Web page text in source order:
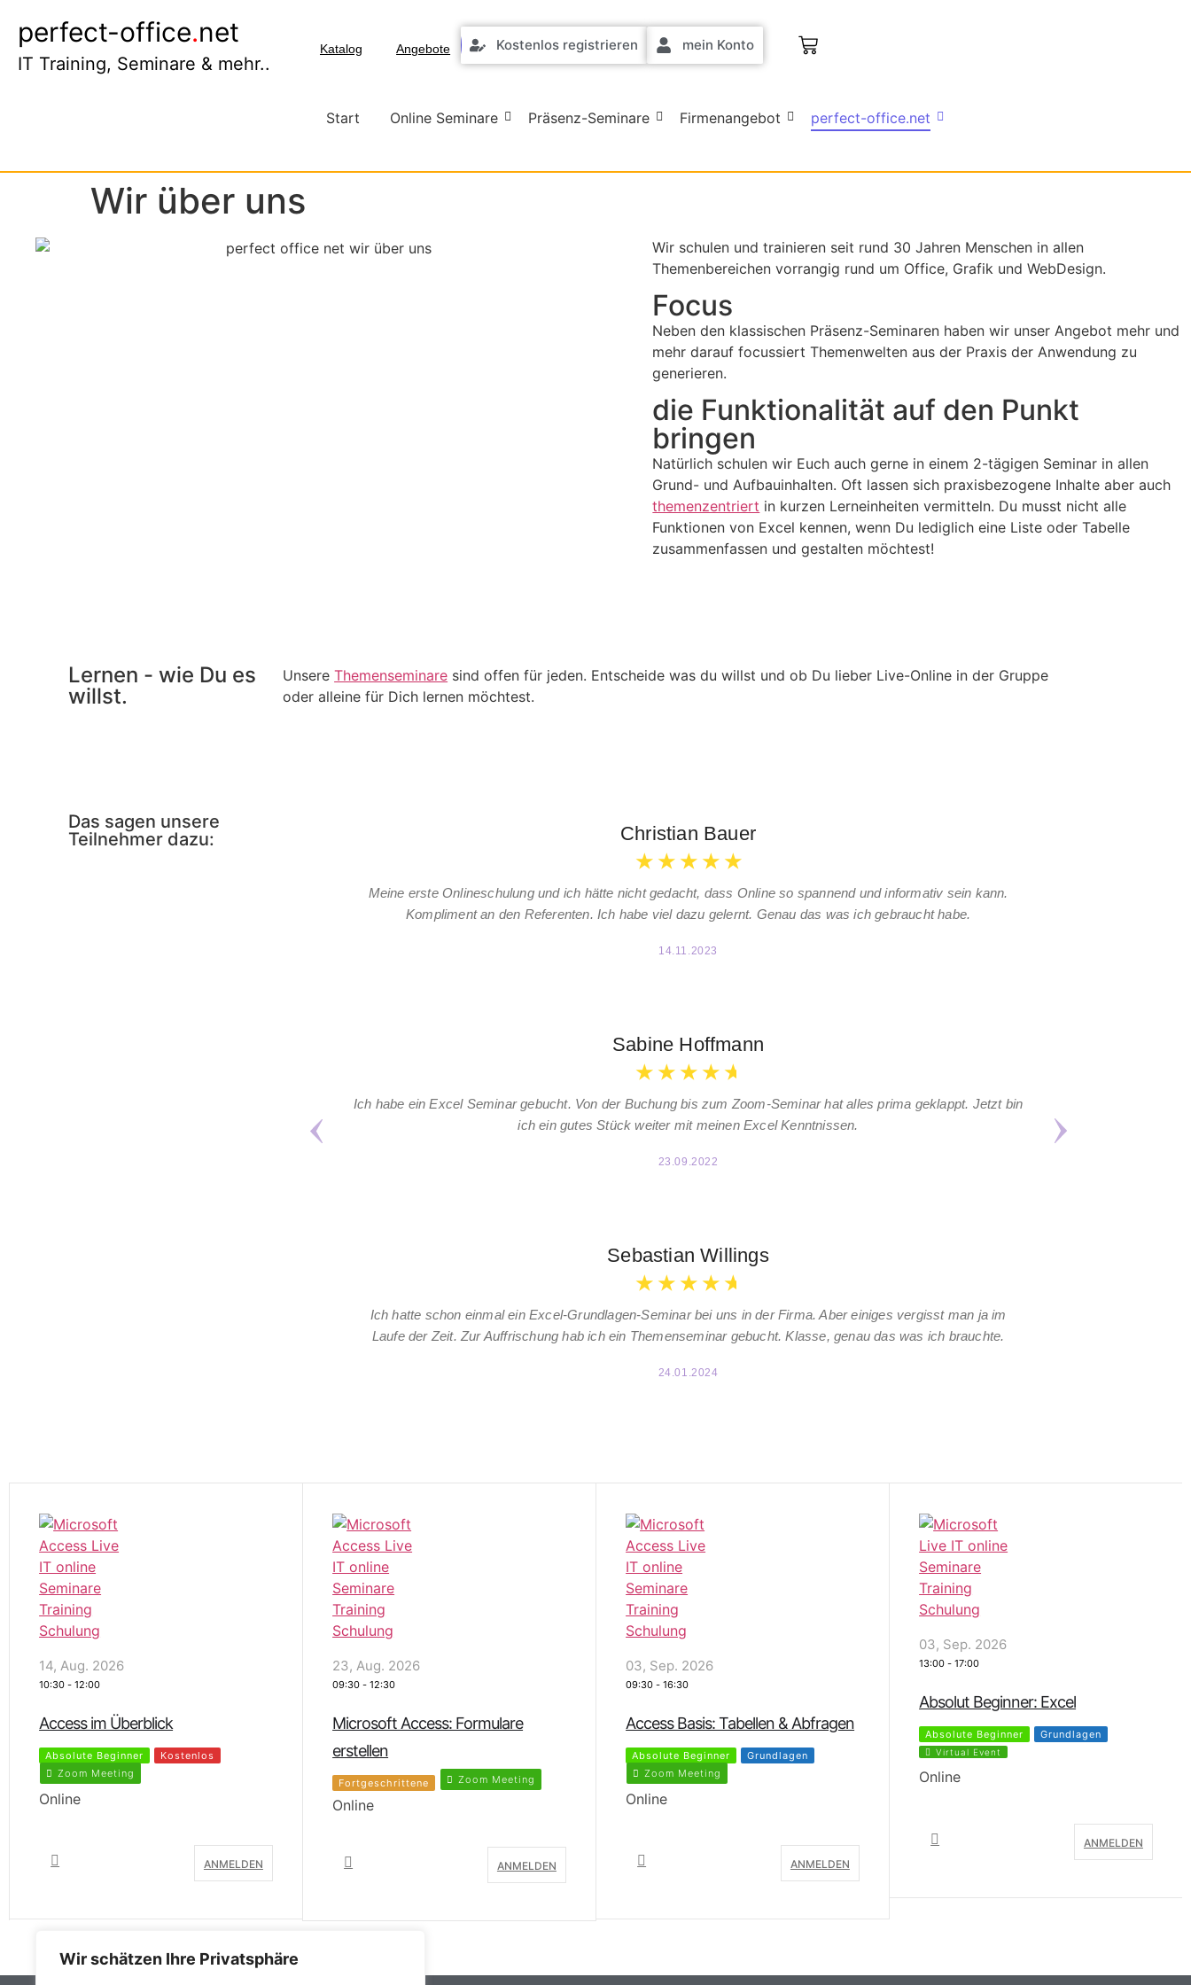
Wir schätzen Ihre Privatsphäre
perfect-office.net
IT Training, Seminare & mehr..
Katalog Angebote Kostenlos registrieren mein Konto
Start Online Seminare Präsenz-Seminare Firmenangebot perfect-office.net
Wir über uns
Wir schulen und trainieren seit rund 30 Jahren Menschen in allen
Themenbereichen vorrangig rund um Office, Grafik und WebDesign.
Focus
Neben den klassischen Präsenz-Seminaren haben wir unser Angebot mehr und
mehr darauf focussiert Themenwelten aus der Praxis der Anwendung zu
generieren.
die Funktionalität auf den Punkt
bringen
Natürlich schulen wir Euch auch gerne in einem 2-tägigen Seminar in allen
Grund- und Aufbauinhalten. Oft lassen sich praxisbezogene Inhalte aber auch
themenzentriert in kurzen Lerneinheiten vermitteln. Du musst nicht alle
Funktionen von Excel kennen, wenn Du lediglich eine Liste oder Tabelle
zusammenfassen und gestalten möchtest!
Lernen - wie Du es
willst.
UnsereThemenseminare sind offen für jeden. Entscheide was du willst und ob Du lieber Live-Online in der Gruppe
oder alleine für Dich lernen möchtest.
Das sagen unsere
Teilnehmer dazu:
Christian Bauer
★ ★ ★ ★ ★
Meine erste Onlineschulung und ich hätte nicht gedacht, dass Online so spannend und informativ sein kann.
Kompliment an den Referenten. Ich habe viel dazu gelernt. Genau das was ich gebraucht habe.
14.11.2023
Sabine Hoffmann
★ ★ ★ ★ ★
Ich habe ein Excel Seminar gebucht. Von der Buchung bis zum Zoom-Seminar hat alles prima geklappt. Jetzt bin
ich ein gutes Stück weiter mit meinen Excel Kenntnissen.
23.09.2022
Sebastian Willings
★ ★ ★ ★ ★
Ich hatte schon einmal ein Excel-Grundlagen-Seminar bei uns in der Firma. Aber einiges vergisst man ja im
Laufe der Zeit. Zur Auffrischung hab ich ein Themenseminar gebucht. Klasse, genau das was ich brauchte.
24.01.2024
23, Aug. 2026
09:30 -12:30
Microsoft Access: Formulare
erstellen
Fortgeschrittene
Online
ANMELDEN
03, Sep. 2026
09:30 -16:30
Access Basis: Tabellen & Abfragen
Absolute Beginner
Zoom Meeting
Online
ANMELDEN
03, Sep. 2026
13:00-17:00
Absolute Beginner Grundlagen
Virtual Event
Online
ANMELDEN
04, Sep. 2026
Access im Überblick
Absolute Beginner
Zoom Meeting
ANMELDEN